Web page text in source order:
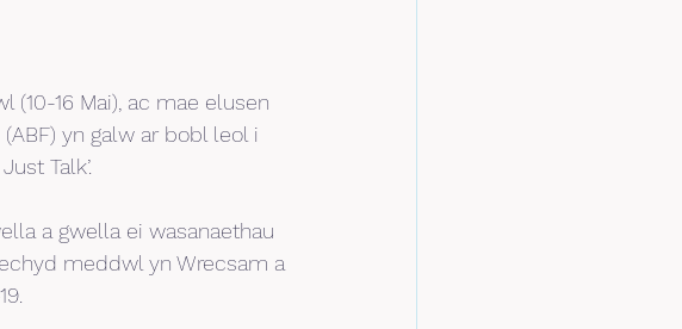
16 Mai), ac mae elusen
yn galw ar bobl leol i
Talk’.
a gwella ei wasanaethau
meddwl yn Wrecsam a